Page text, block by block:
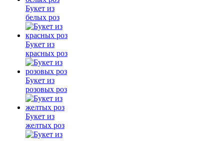
Букет из
белых роз
Букет из
красных роз
Букет из
розовых роз
Букет из
желтых роз